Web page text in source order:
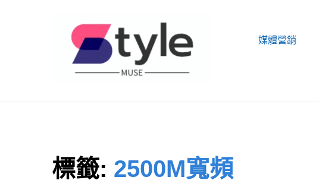
媒體營銷
標籤: 2500M寬頻